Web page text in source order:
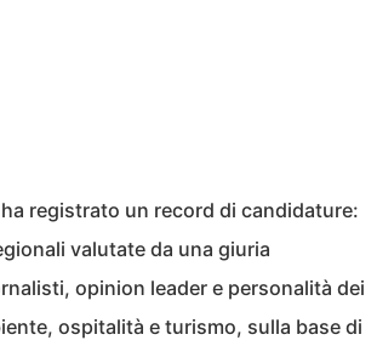
registrato un record di candidature:
valutate da una giuria
opinion leader e personalità dei
ospitalità e turismo, sulla base di